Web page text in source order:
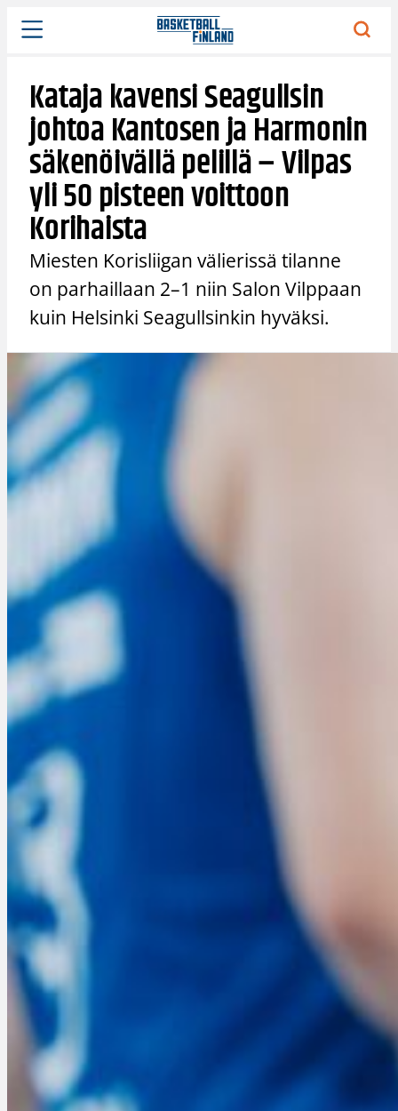
Siirry
sisältöön
Kataja kavensi Seagullsin
johtoa Kantosen ja Harmonin
säkenöivällä pelillä – Vilpas
yli 50 pisteen voittoon
Korihaista
Miesten Korisliigan välierissä tilanne
on parhaillaan 2–1 niin Salon Vilppaan
kuin Helsinki Seagullsinkin hyväksi.